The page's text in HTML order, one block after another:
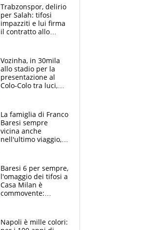
Trabzonspor, delirio
per Salah: tifosi
impazziti e lui firma
il contratto allo
Vozinha, in 30mila
allo stadio per la
presentazione al
Colo-Colo tra luci,
La famiglia di Franco
Baresi sempre
vicina anche
nell'ultimo viaggio,
circondati
dall'affetto dei tifosi
Baresi 6 per sempre,
l'omaggio dei tifosi a
Casa Milan è
commovente:
bigliettini
Napoli è mille colori: